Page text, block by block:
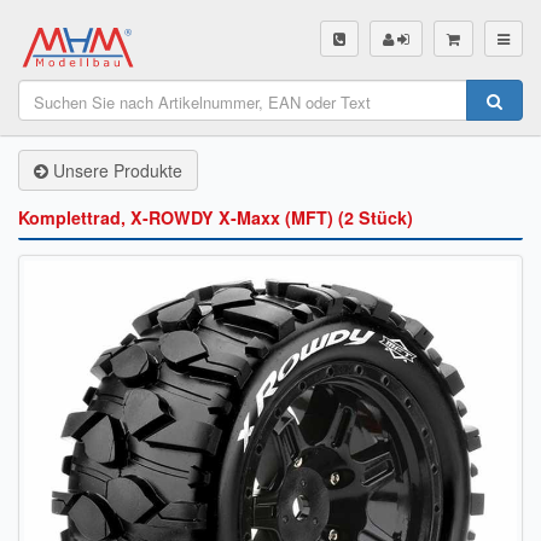
SHOP
Unsere Produkte
Servo Finder
BL-Motor Finder
Schiffsschrauben Finder
Räder Finder
Luftschrauben Finder
Sendungsverfolgung DHL
Unsere Produkte
Komplettrad, X-ROWDY X-Maxx (MFT) (2 Stück)